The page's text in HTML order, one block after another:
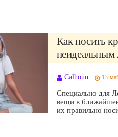
Как носить
неидеальным
Calhoun 13-
Специально для
вещи в
их правильно